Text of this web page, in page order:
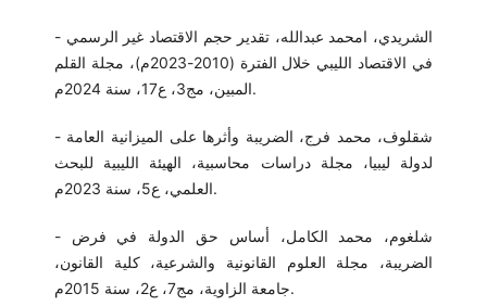
- الشريدي، امحمد عبدالله، تقدير حجم الاقتصاد غير الرسمي
في الاقتصاد الليبي خلال الفترة (2010-2023م)، مجلة القلم
المبين، مج3، ع17، سنة 2024م.
- شقلوف، محمد فرج، الضريبة وأثرها على الميزانية العامة
لدولة ليبيا، مجلة دراسات محاسبية، الهيئة الليبية للبحث
العلمي، ع5، سنة 2023م.
- شلغوم، محمد الكامل، أساس حق الدولة في فرض
الضريبة، مجلة العلوم القانونية والشرعية، كلية القانون،
جامعة الزاوية، مج7، ع2، سنة 2015م.